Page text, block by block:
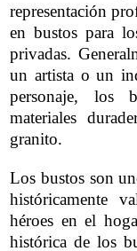
representación
en bustos para
privadas.
un artista o un
personaje, los
materiales
granito.
Los bustos son
históricamente
héroes en el
histórica de los